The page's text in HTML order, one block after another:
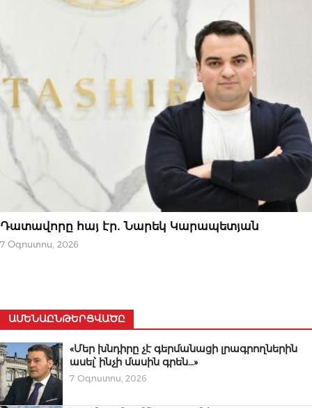
ՆՈՐՈՒԹՅՈՒՆՆԵՐ
Դատավորը հայ էր․ Նարեկ Կարապետյան
7 Օգոստոս, 2026
ԱՄԵՆԱԸՆԹԵՐՑՎԱԾԸ
«Մեր խնդիրը չէ գերմանացի լրագրողներին
ասել՝ ինչի մասին գրեն…»
7 Օգոստոս, 2026